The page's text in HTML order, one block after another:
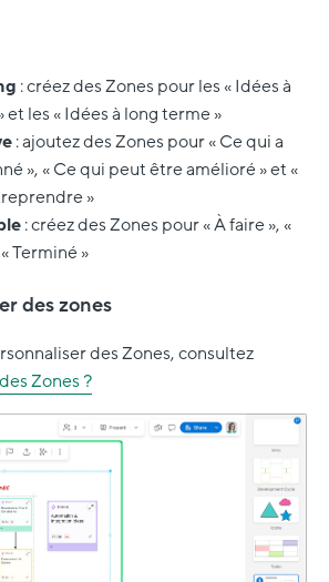
: créez des Zones pour les « Idées à
les « Idées à long terme »
: ajoutez des Zones pour « Ce qui a
», « Ce qui peut être amélioré » et «
»
: créez des Zones pour « À faire », «
Terminé »
des zones
des Zones, consultez
Zones ?